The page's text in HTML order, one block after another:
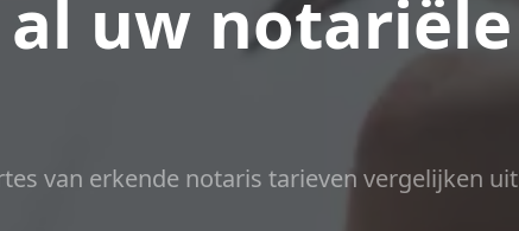
uw notariële
van erkende notaris tarieven vergelijken uit